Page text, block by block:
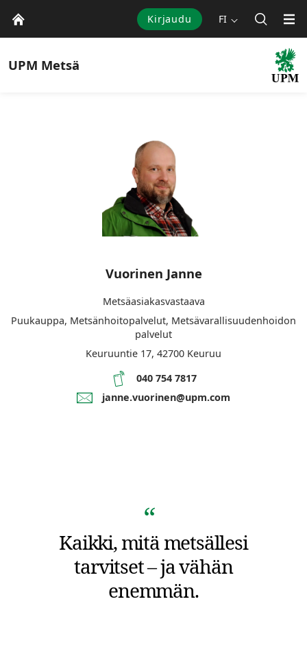
Kirjaudu FI
UPM Metsä
Vuorinen Janne
Metsäasiakasvastaava
Puukauppa, Metsänhoitopalvelut, Metsävarallisuudenhoidon
palvelut
Keuruuntie 17, 42700 Keuruu
040 754 7817
janne.vuorinen@upm.com
Kaikki, mitä metsällesi
tarvitset – ja vähän
enemmän.